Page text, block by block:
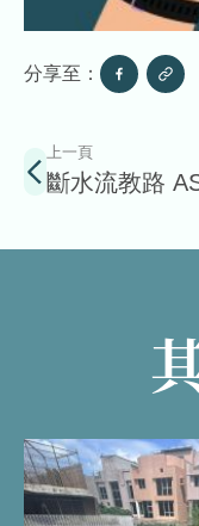
分享至：
上一頁
斷水流教路
類(1)